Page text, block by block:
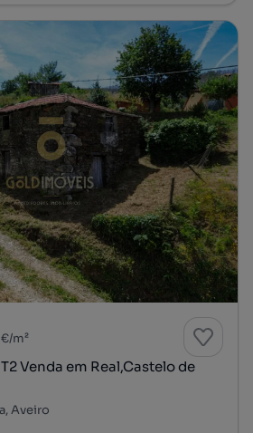
m²
Venda em Real,Castelo de
Aveiro